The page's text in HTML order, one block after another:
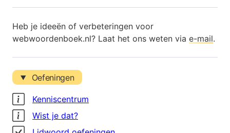
Heb je ideeën of verbeteringen voor
webwoordenboek.nl? Laat het ons weten via e-mail.
Oefeningen
Kenniscentrum
Wist je dat?